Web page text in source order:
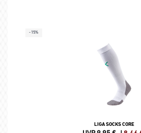
-15%
LIGA SOCKS CORE